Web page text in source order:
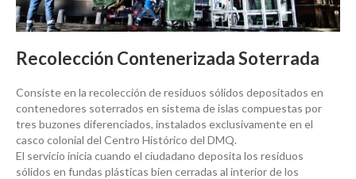
Recolección Contenerizada Soterrada
Consiste en la recolección de residuos sólidos depositados en
contenedores soterrados en sistema de islas compuestas por
tres buzones diferenciados, instalados exclusivamente en el
casco colonial del Centro Histórico del DMQ.
El servicio inicia cuando el ciudadano deposita los residuos
sólidos en fundas plásticas bien cerradas al interior de los